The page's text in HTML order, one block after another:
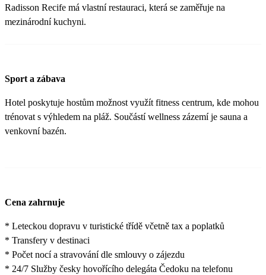
Radisson Recife má vlastní restauraci, která se zaměřuje na
mezinárodní kuchyni.
Sport a zábava
Hotel poskytuje hostům možnost využít fitness centrum, kde mohou
trénovat s výhledem na pláž. Součástí wellness zázemí je sauna a
venkovní bazén.
Cena zahrnuje
* Leteckou dopravu v turistické třídě včetně tax a poplatků
* Transfery v destinaci
* Počet nocí a stravování dle smlouvy o zájezdu
* 24/7 Služby česky hovořícího delegáta Čedoku na telefonu